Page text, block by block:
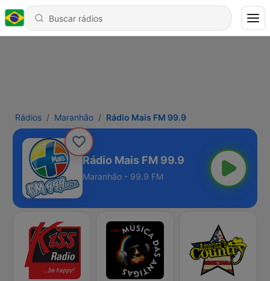
Rádios Maranhão Rádio Mais FM 99.9
Rádio Mais FM 99.9
Maranhão - 99.9 FM